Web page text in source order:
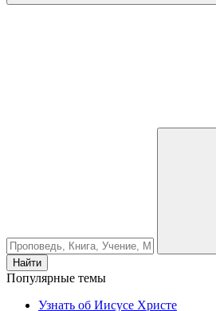
Найти
Популярные темы
Узнать об Иисусе Христе